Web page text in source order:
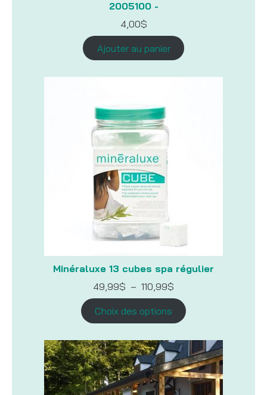
2005100 -
4,00$
Ajouter au panier
Minéraluxe 13 cubes spa régulier
49,99$ – 110,99$
de
prix :
49,99$
à
Choix des options